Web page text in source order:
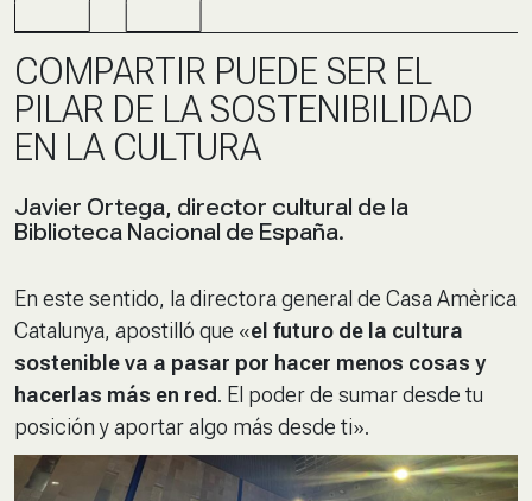
COMPARTIR PUEDE SER EL
PILAR DE LA SOSTENIBILIDAD
EN LA CULTURA
Javier Ortega, director cultural de la
Biblioteca Nacional de España.
En este sentido, la directora general de Casa Amèrica
Catalunya, apostilló que «el futuro de la cultura
sostenible va a pasar por hacer menos cosas y
hacerlas más en red. El poder de sumar desde tu
posición y aportar algo más desde ti».